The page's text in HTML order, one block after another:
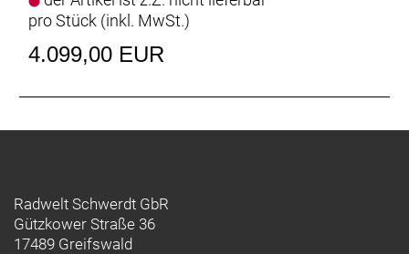
pro Stück (inkl. MwSt.)
4.099,00 EUR
Radwelt Schwerdt GbR
Gützkower Straße 36
17489 Greifswald